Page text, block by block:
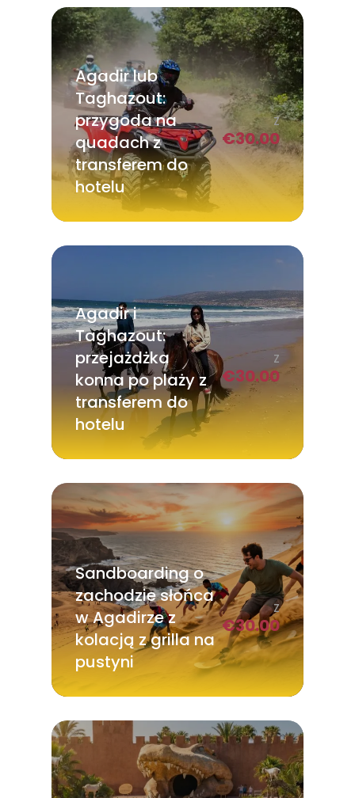
Agadir lub
Taghazout:
przygoda na
quadach z
transferem do
hotelu
Z
€30.00
Agadir i
Taghazout:
przejażdżka
konna po plaży z
transferem do
hotelu
Z
€30.00
Sandboarding o
zachodzie słońca
w Agadirze z
kolacją z grilla na
pustyni
Z
€30.00